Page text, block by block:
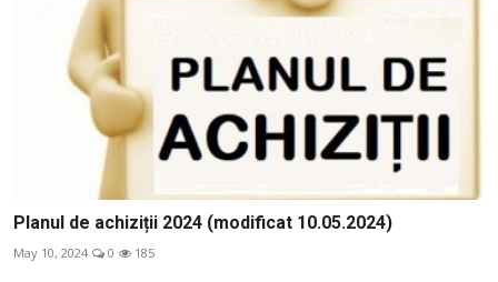
Planul de achiziții 2024 (modificat 10.05.2024)
May 10, 2024 0 185